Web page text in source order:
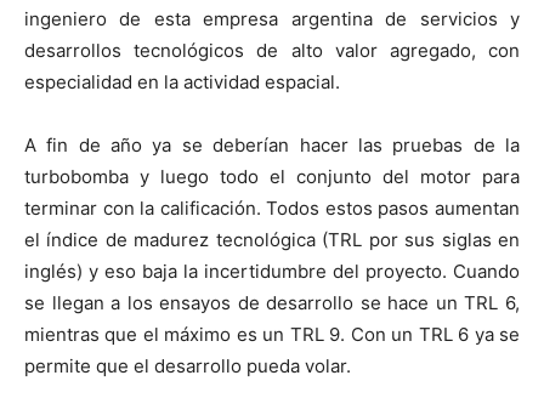
ingeniero de esta empresa argentina de servicios y
desarrollos tecnológicos de alto valor agregado, con
especialidad en la actividad espacial.
A fin de año ya se deberían hacer las pruebas de la
turbobomba y luego todo el conjunto del motor para
terminar con la calificación. Todos estos pasos aumentan
el índice de madurez tecnológica (TRL por sus siglas en
inglés) y eso baja la incertidumbre del proyecto. Cuando
se llegan a los ensayos de desarrollo se hace un TRL 6,
mientras que el máximo es un TRL 9. Con un TRL 6 ya se
permite que el desarrollo pueda volar.